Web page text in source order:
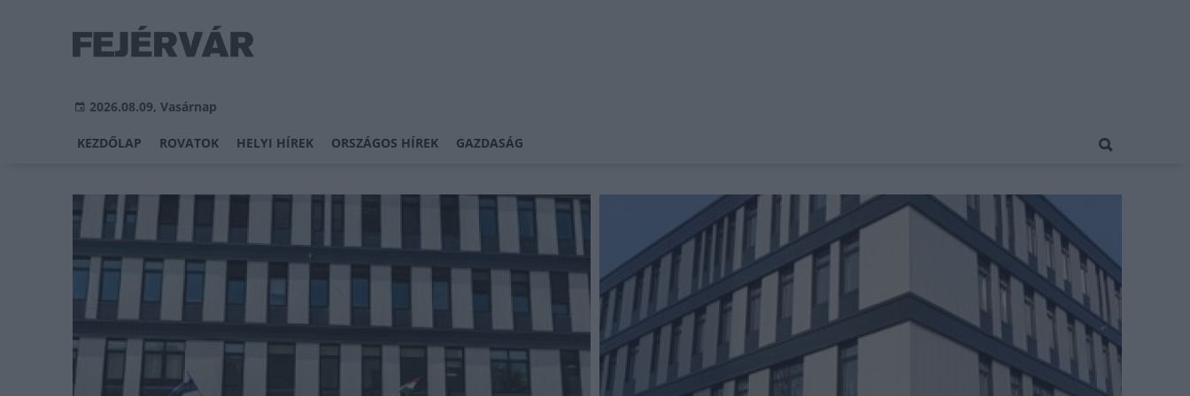
2026.08.09, Vasárnap
KEZDŐLAP ROVATOK HELYI HÍREK ORSZÁGOS HÍREK GAZDASÁG